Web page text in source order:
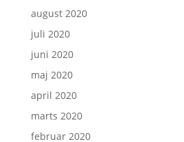
august 2020
juli 2020
juni 2020
maj 2020
april 2020
marts 2020
februar 2020